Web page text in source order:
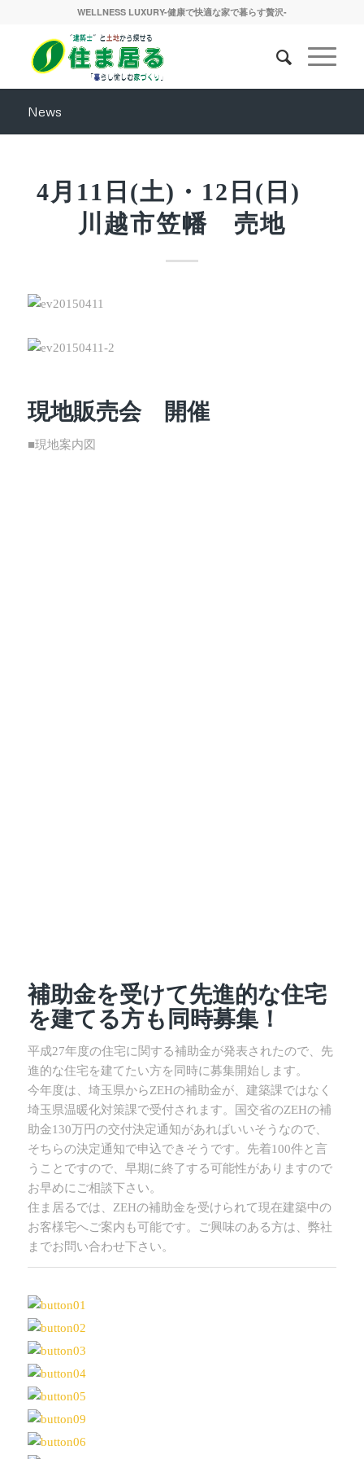
WELLNESS LUXURY-健康で快適な家で暮らす贅沢-
News
4月11日(土)・12日(日)
川越市笠幡 売地
現地販売会 開催
■現地案内図
補助金を受けて先進的な住宅
を建てる方も同時募集！
平成27年度の住宅に関する補助金が発表されたので、先
進的な住宅を建てたい方を同時に募集開始します。
今年度は、埼玉県からZEHの補助金が、建築課ではなく
埼玉県温暖化対策課で受付されます。国交省のZEHの補
助金130万円の交付決定通知があればいいそうなので、
そちらの決定通知で申込できそうです。先着100件と言
うことですので、早期に終了する可能性がありますので
お早めにご相談下さい。
住ま居るでは、ZEHの補助金を受けられて現在建築中の
お客様宅へご案内も可能です。ご興味のある方は、弊社
までお問い合わせ下さい。